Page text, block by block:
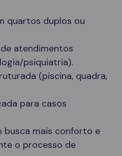
quartos duplos ou
atendimentos
psiquiatria).
(piscina, quadra,
para casos
busca mais conforto e
o processo de